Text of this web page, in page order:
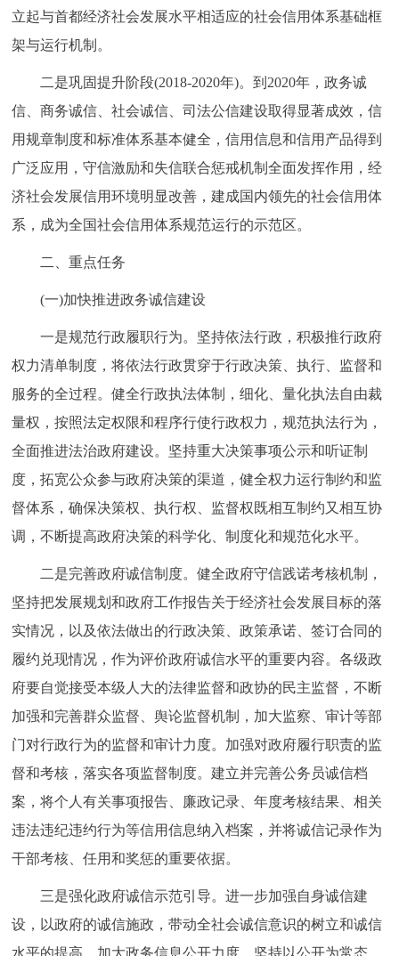
立起与首都经济社会发展水平相适应的社会信用体系基础框
架与运行机制。
二是巩固提升阶段(2018-2020年)。到2020年，政务诚
信、商务诚信、社会诚信、司法公信建设取得显著成效，信
用规章制度和标准体系基本健全，信用信息和信用产品得到
广泛应用，守信激励和失信联合惩戒机制全面发挥作用，经
济社会发展信用环境明显改善，建成国内领先的社会信用体
系，成为全国社会信用体系规范运行的示范区。
二、重点任务
(一)加快推进政务诚信建设
一是规范行政履职行为。坚持依法行政，积极推行政府
权力清单制度，将依法行政贯穿于行政决策、执行、监督和
服务的全过程。健全行政执法体制，细化、量化执法自由裁
量权，按照法定权限和程序行使行政权力，规范执法行为，
全面推进法治政府建设。坚持重大决策事项公示和听证制
度，拓宽公众参与政府决策的渠道，健全权力运行制约和监
督体系，确保决策权、执行权、监督权既相互制约又相互协
调，不断提高政府决策的科学化、制度化和规范化水平。
二是完善政府诚信制度。健全政府守信践诺考核机制，
坚持把发展规划和政府工作报告关于经济社会发展目标的落
实情况，以及依法做出的行政决策、政策承诺、签订合同的
履约兑现情况，作为评价政府诚信水平的重要内容。各级政
府要自觉接受本级人大的法律监督和政协的民主监督，不断
加强和完善群众监督、舆论监督机制，加大监察、审计等部
门对行政行为的监督和审计力度。加强对政府履行职责的监
督和考核，落实各项监督制度。建立并完善公务员诚信档
案，将个人有关事项报告、廉政记录、年度考核结果、相关
违法违纪违约行为等信用信息纳入档案，并将诚信记录作为
干部考核、任用和奖惩的重要依据。
三是强化政府诚信示范引导。进一步加强自身诚信建
设，以政府的诚信施政，带动全社会诚信意识的树立和诚信
水平的提高。加大政务信息公开力度，坚持以公开为常态、